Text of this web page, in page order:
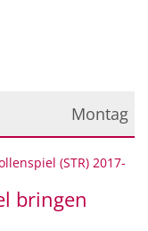
Montag
(STR) 2017-
bringen